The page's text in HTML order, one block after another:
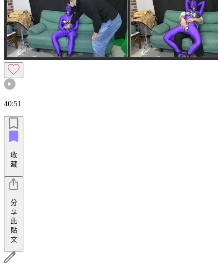
40:51
收
藏
分
享
此
貼
文